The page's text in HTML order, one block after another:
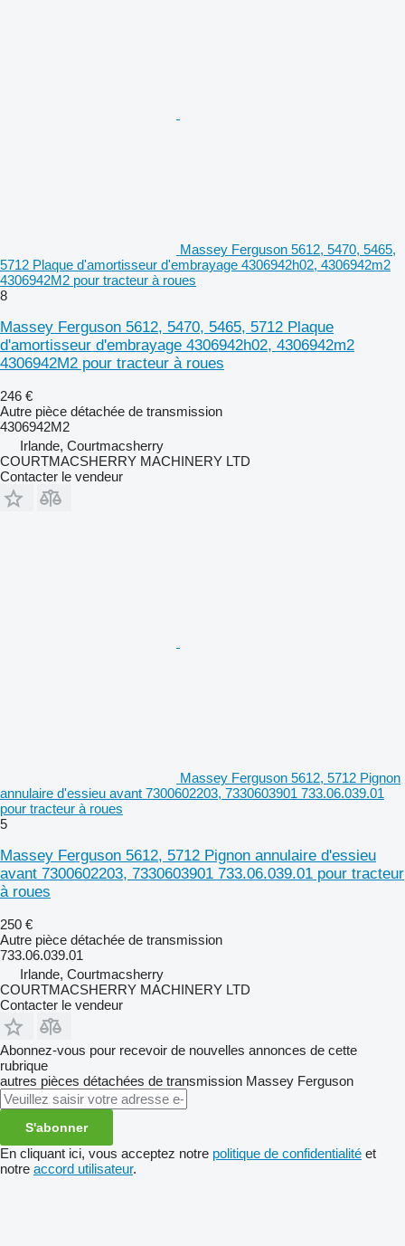
Massey Ferguson 5612, 5470, 5465,
5712 Plaque d'amortisseur d'embrayage 4306942h02, 4306942m2
4306942M2 pour tracteur à roues
8
Massey Ferguson 5612, 5470, 5465, 5712 Plaque
d'amortisseur d'embrayage 4306942h02, 4306942m2
4306942M2 pour tracteur à roues
246 €
Autre pièce détachée de transmission
4306942M2
Irlande, Courtmacsherry
COURTMACSHERRY MACHINERY LTD
Contacter le vendeur
Massey Ferguson 5612, 5712 Pignon
annulaire d'essieu avant 7300602203, 7330603901 733.06.039.01
pour tracteur à roues
5
Massey Ferguson 5612, 5712 Pignon annulaire d'essieu
avant 7300602203, 7330603901 733.06.039.01 pour tracteur
à roues
250 €
Autre pièce détachée de transmission
733.06.039.01
Irlande, Courtmacsherry
COURTMACSHERRY MACHINERY LTD
Contacter le vendeur
Abonnez-vous pour recevoir de nouvelles annonces de cette
rubrique
autres pièces détachées de transmission Massey Ferguson
S'abonner
En cliquant ici, vous acceptez notre politique de confidentialité et
notre accord utilisateur.